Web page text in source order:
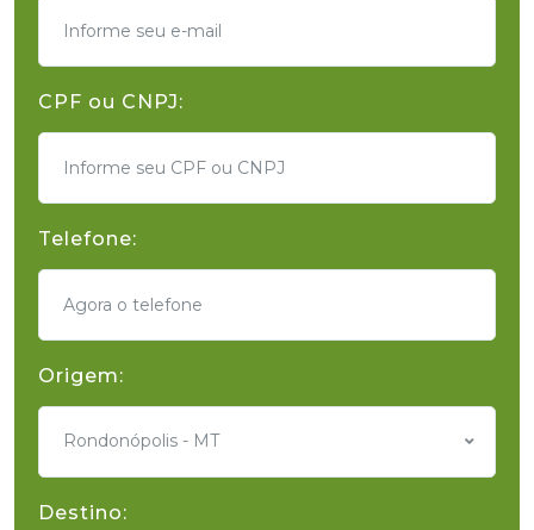
CPF ou CNPJ:
Telefone:
Origem:
Rondonópolis - MT
Destino: